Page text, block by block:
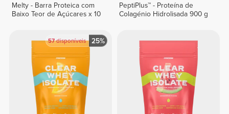
Melty - Barra Proteica com
Baixo Teor de Açúcares x 10
PeptiPlus™ - Proteína de
Colagénio Hidrolisada 900 g
57disponíveis 25%